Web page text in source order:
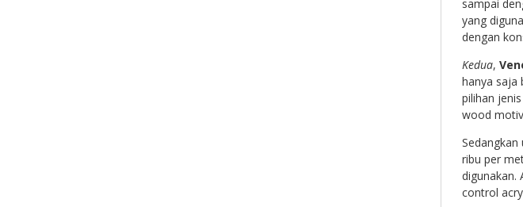
sampai
yang
dengan
Kedua,
hanya saja
pilihan
wood
Sedangkan
ribu per
digunakan.
control